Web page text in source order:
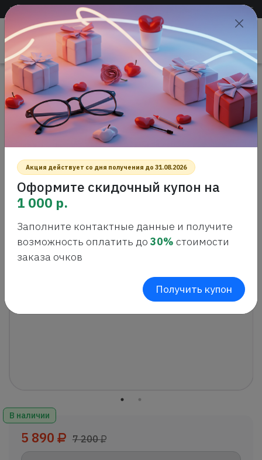
Доставка по всей России +7 (383) 288-54-55
САЛОН ОПТИКИ
Проверить
зрение
Главная Интернет-магазин оптики
Оправы для очков
Neolook 2113 Оправа для очков
NEOLOOK 2113 ОПРАВА ДЛЯ ОЧКОВ
В наличии
5 890 7 200
Акция действует со дня получения до 31.08.2026
Оформите скидочный купон на
1 000 р.
Заполните контактные данные и получите
возможность оплатить до 30% стоимости
заказа очков
Получить купон